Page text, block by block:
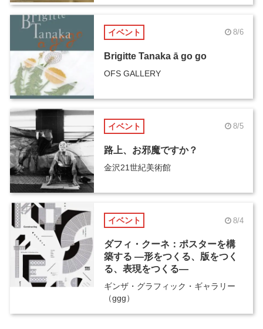
イベント 8/6
Brigitte Tanaka ā go go
OFS GALLERY
イベント 8/5
路上、お邪魔ですか？
金沢21世紀美術館
イベント 8/4
ダフィ・クーネ：ポスターを構
築する ―形をつくる、版をつく
る、表現をつくる―
ギンザ・グラフィック・ギャラリー
（ggg）